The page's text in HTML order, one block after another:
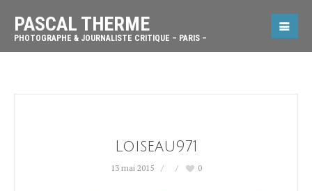
PASCAL THERME
PHOTOGRAPHE & JOURNALISTE CRITIQUE – PARIS –
Loiseau971
13 mai 2015 0